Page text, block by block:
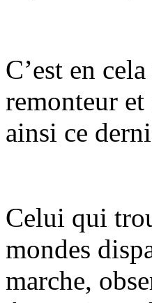
C’est en
remonteur
ainsi ce
Celui qui
mondes
marche,